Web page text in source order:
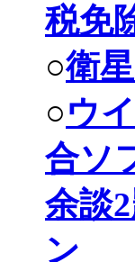
税免
○衛
○ウ
合ソ
余談
ン